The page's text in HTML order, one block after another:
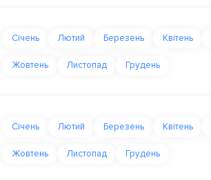
Січень Лютий Березень Квітень
Жовтень Листопад Грудень
Січень Лютий Березень Квітень
Жовтень Листопад Грудень